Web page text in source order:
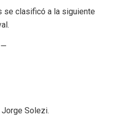
se clasificó a la siguiente
Solezi.